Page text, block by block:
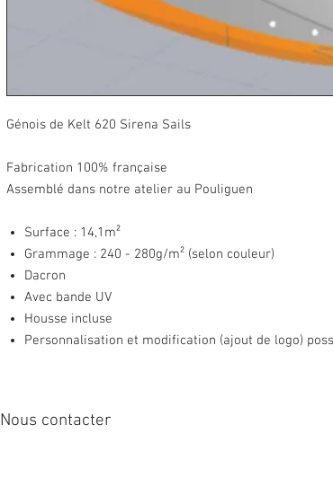
Génois de Kelt 620 Sirena Sails
Fabrication 100% française
Assemblé dans notre atelier au Pouliguen
Surface : 14,1m²
Grammage : 240 - 280g/m² (selon couleur)
Dacron
Avec bande UV
Housse incluse
Personnalisation et modification (ajout de logo)
Nous contacter